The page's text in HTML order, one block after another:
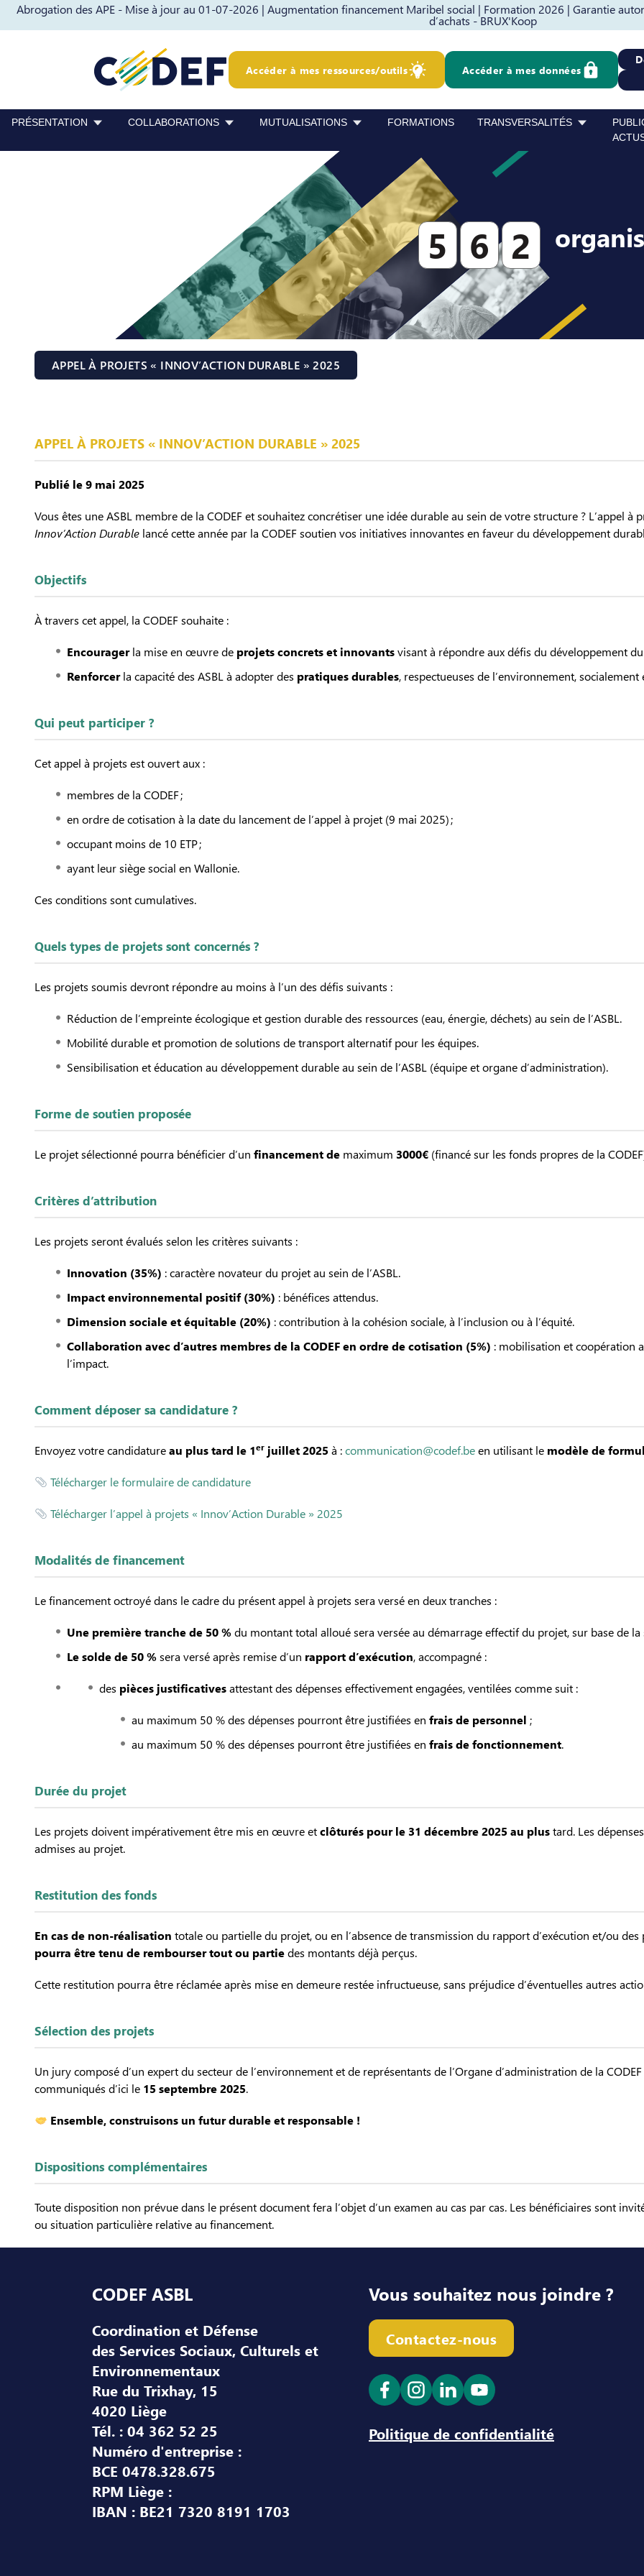
Abrogation des APE - Mise à jour au 01-07-2026 | Augmentation financement Maribel social | Formation 2026 | Garantie
d’achats - BRUX'Koop
Passer au contenu Passer au pied de page
Accéder à mes ressources/outils Accéder à mes données
PRÉSENTATION COLLABORATIONS MUTUALISATIONS FORMATIONS TRANSVERSALITÉS
5 6 2
APPEL À PROJETS « INNOV’ACTION DURABLE » 2025
APPEL À PROJETS « INNOV’ACTION DURABLE » 2025
Publié le 9 mai 2025
Vous êtes une ASBL membre de la CODEF et souhaitez concrétiser une idée durable au sein de votre structure ? L’appel à
Innov’Action Durable lancé cette année par la CODEF soutien vos initiatives innovantes en faveur du développement
Objectifs
À travers cet appel, la CODEF souhaite :
Encouragerla mise en œuvre de projets concrets et innovantsvisant à répondre aux défis du développement
Renforcerla capacité des ASBL à adopter des pratiques durables, respectueuses de l’environnement,
Qui peut participer ?
Cet appel à projets est ouvert aux :
membres de la CODEF ;
en ordre de cotisation à la date du lancement de l’appel à projet (9 mai 2025) ;
occupant moins de 10 ETP ;
ayant leur siège social en Wallonie.
Ces conditions sont cumulatives.
Quels types de projets sont concernés ?
Les projets soumis devront répondre au moins à l’un des défis suivants :
Réduction de l’empreinte écologique et gestion durable des ressources (eau, énergie, déchets) au sein de l’ASBL.
Mobilité durable et promotion de solutions de transport alternatif pour les équipes.
Sensibilisation et éducation au développement durable au sein de l’ASBL (équipe et organe d’administration).
Forme de soutien proposée
Le projet sélectionné pourra bénéficier d’un financement de maximum 3000€ (financé sur les fonds propres de la
Critères d’attribution
Les projets seront évalués selon les critères suivants :
Innovation (35%) : caractère novateur du projet au sein de l’ASBL.
Impact environnemental positif (30%) : bénéfices attendus.
Dimension sociale et équitable (20%) : contribution à la cohésion sociale, à l’inclusion ou à l’équité.
Collaboration avec d’autres membres de la CODEF en ordre de cotisation (5%) : mobilisation et coopération
l’impact.
Comment déposer sa candidature ?
Envoyez votre candidatureau plus tard le 1er juillet 2025à :communication@codef.been utilisant le modèle de
Télécharger le formulaire de candidature
Télécharger l’appel à projets « Innov’Action Durable » 2025
Modalités de financement
Le financement octroyé dans le cadre du présent appel à projets sera versé en deux tranches :
Une première tranche de 50 %du montant total alloué sera versée au démarrage effectif du projet, sur base de
Le solde de 50 %sera versé après remise d’un rapport d’exécution, accompagné :
des pièces justificativesattestant des dépenses effectivement engagées, ventilées comme suit :
au maximum 50 % des dépenses pourront être justifiées en frais de personnel ;
au maximum 50 % des dépenses pourront être justifiées en frais de fonctionnement.
Durée du projet
Les projets doivent impérativement être mis en œuvre etclôturés pour le 31 décembre 2025 au plustard. Les
admises au projet.
Restitution des fonds
En cas de non-réalisation totale ou partielle du projet, ou en l’absence de transmission du rapport d’exécution et/ou
pourra être tenu de rembourser tout ou partiedes montants déjà perçus.
Cette restitution pourra être réclamée après mise en demeure restée infructueuse, sans préjudice d’éventuelles autres
Sélection des projets
Un jury composé d’un expert du secteur de l’environnement et de représentants de l’Organe d’administration de la
communiqués d’ici le 15 septembre 2025.
Ensemble, construisons un futur durable et responsable !
Dispositions complémentaires
Toute disposition non prévue dans le présent document fera l’objet d’un examen au cas par cas. Les bénéficiaires sont
ou situation particulière relative au financement.
Pied de page
CODEF ASBL
Coordination et Défense
des Services Sociaux, Culturels et
Environnementaux
Rue du Trixhay, 15
4020 Liège
Tél. : 04 362 52 25
Numéro d'entreprise :
BCE 0478.328.675
RPM Liège :
IBAN : BE21 7320 8191 1703
Vous souhaitez nous joindre ?
Contactez-nous
Ouvrir le lien dans un nouvel onglet
Ouvrir le lien dans un nouvel
Ouvrir le lien dans un
Ouvrir le lien dans un
Politique de confidentialité